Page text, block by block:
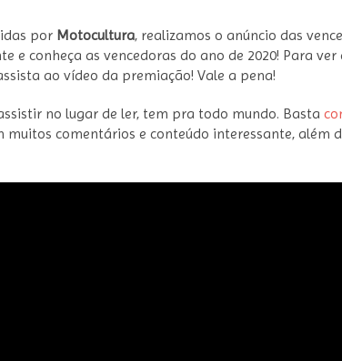
por Motocultura, realizamos o anúncio das
e conheça as vencedoras do ano de 2020! Para ver
ao vídeo da premiação! Vale a pena!
no lugar de ler, tem pra todo mundo. Basta
muitos comentários e conteúdo interessante, além